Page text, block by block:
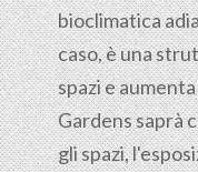
bioclimatica
caso, è una
spazi e
Gardens saprà
gli spazi,